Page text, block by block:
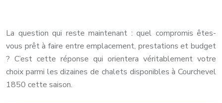
La question qui reste maintenant : quel compromis êtes-
vous prêt à faire entre emplacement, prestations et budget
? C’est cette réponse qui orientera véritablement votre
choix parmi les dizaines de chalets disponibles à Courchevel
1850 cette saison.